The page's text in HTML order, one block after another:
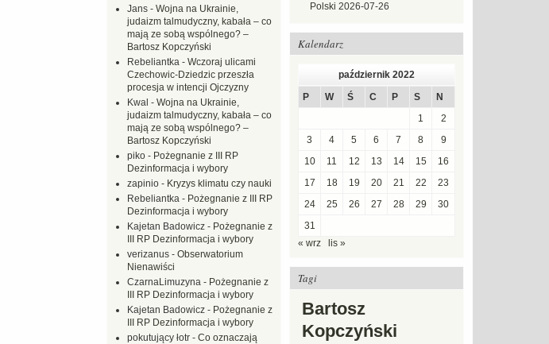
Polski 2026-07-26
Kalendarz
październik 2022
P
W Ś C P S
N
1
2
3
4 5 6 7 8
9
10
11 12 13 14 15
16
17
18 19 20 21 22
23
24
25 26 27 28 29
30
31
« wrz
lis »
Tagi
Bartosz
Kopczyński
Jans - Wojna na Ukrainie,
judaizm talmudyczny, kabała – co
mają ze sobą wspólnego? –
Bartosz Kopczyński
Rebeliantka - Wczoraj ulicami
Czechowic-Dziedzic przeszła
procesja w intencji Ojczyzny
Kwal - Wojna na Ukrainie,
judaizm talmudyczny, kabała – co
mają ze sobą wspólnego? –
Bartosz Kopczyński
piko - Pożegnanie z III RP
Dezinformacja i wybory
zapinio - Kryzys klimatu czy nauki
Rebeliantka - Pożegnanie z III RP
Dezinformacja i wybory
Kajetan Badowicz - Pożegnanie z
III RP Dezinformacja i wybory
verizanus - Obserwatorium
Nienawiści
CzarnaLimuzyna - Pożegnanie z
III RP Dezinformacja i wybory
Kajetan Badowicz - Pożegnanie z
III RP Dezinformacja i wybory
pokutujący łotr - Co oznaczają